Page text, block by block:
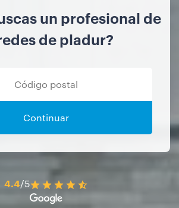
un profesional de
de pladur?
Continuar
4.4/5